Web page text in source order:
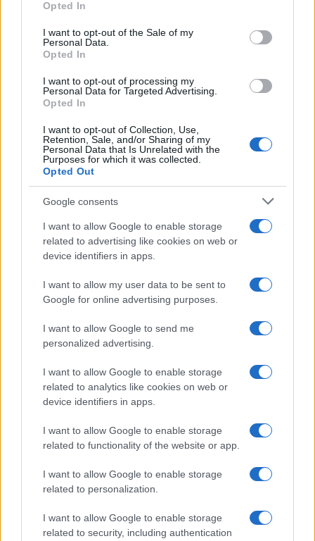
use your data for below specified purposes in below Google
consent section.
Opted In
I want to opt-out of the Sale of my
Personal Data.
Opted In
I want to opt-out of processing my
Personal Data for Targeted Advertising.
Opted In
I want to opt-out of Collection, Use,
Retention, Sale, and/or Sharing of my
Personal Data that Is Unrelated with the
Purposes for which it was collected.
Opted Out
Google consents
I want to allow Google to enable storage
related to advertising like cookies on web or
device identifiers in apps.
I want to allow my user data to be sent to
Google for online advertising purposes.
I want to allow Google to send me
personalized advertising.
I want to allow Google to enable storage
related to analytics like cookies on web or
device identifiers in apps.
I want to allow Google to enable storage
related to functionality of the website or app.
I want to allow Google to enable storage
related to personalization.
I want to allow Google to enable storage
related to security, including authentication